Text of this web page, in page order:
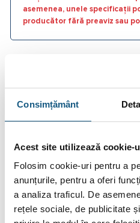
Consimțământ
Acest site utilizează cookie-
Folosim cookie-uri pentru a
anunțurile, pentru a oferi
a analiza traficul. De
rețele sociale, de publicitate
asemenea, unele specificații
producător fără preaviz sau
INFORMAȚII
RECENZII (0)
FIȘIERE ATAȘATE
Compensator axial de
EMK60-KB